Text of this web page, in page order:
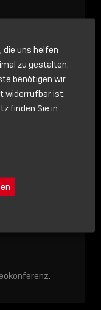
uns gerne eine
die uns helfen
zu gestalten.
benötigen wir
widerrufbar ist.
finden Sie in